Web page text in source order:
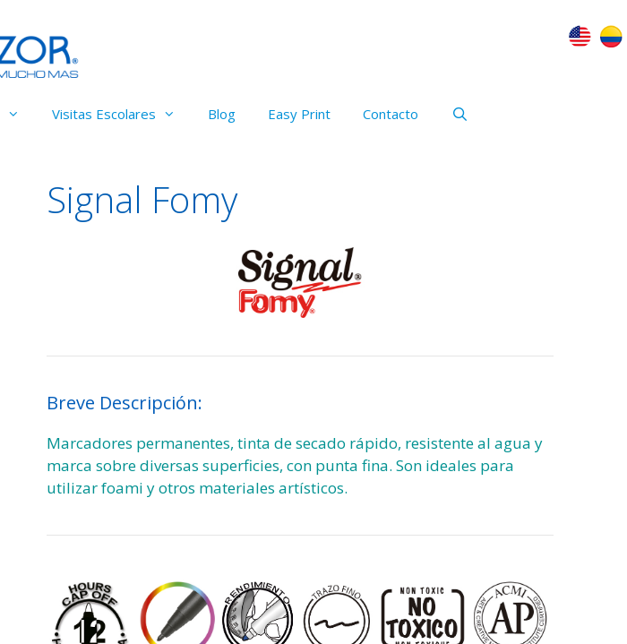
Visitas Escolares Blog Easy Print Contacto
Signal Fomy
Breve Descripción:
Marcadores permanentes, tinta de secado rápido, resistente al agua y
marca sobre diversas superficies, con punta fina. Son ideales para
utilizar foami y otros materiales artísticos.